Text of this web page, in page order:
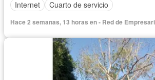
Internet
Cuarto de servicio
Hace 2 semanas, 13 horas en - Red de